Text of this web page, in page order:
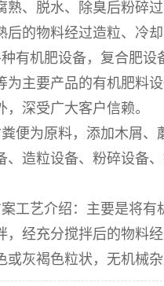
熟、脱水、除臭后粉碎
的物料经过造粒、冷
有机肥设备，复合肥
主要产品的有机肥料
深受广大客户信赖。
便为原料，添加木屑
造粒设备、粉碎设备
工艺介绍：主要是将
，经充分搅拌后的物料
灰褐色粒状，无机械杂